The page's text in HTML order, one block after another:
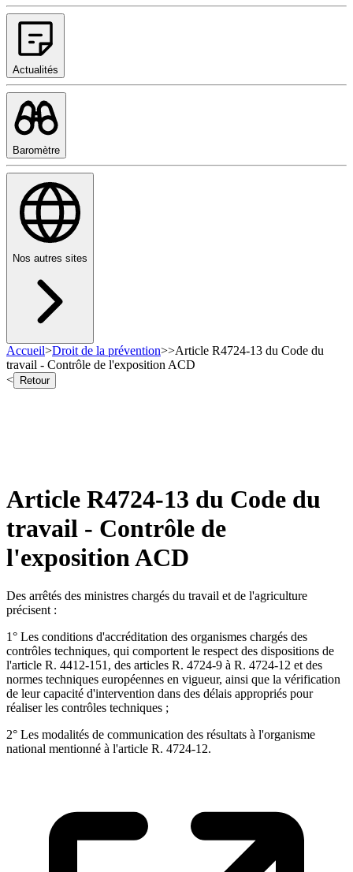
Actualités
Baromètre
Nos autres sites
Accueil>Droit de la prévention>>Article R4724-13 du Code du
travail - Contrôle de l'exposition ACD
<
Retour
Article R4724-13 du Code du
travail - Contrôle de
l'exposition ACD
Des arrêtés des ministres chargés du travail et de l'agriculture
précisent :
1° Les conditions d'accréditation des organismes chargés des
contrôles techniques, qui comportent le respect des dispositions de
l'article R. 4412-151, des articles R. 4724-9 à R. 4724-12 et des
normes techniques européennes en vigueur, ainsi que la vérification
de leur capacité d'intervention dans des délais appropriés pour
réaliser les contrôles techniques ;
2° Les modalités de communication des résultats à l'organisme
national mentionné à l'article R. 4724-12.